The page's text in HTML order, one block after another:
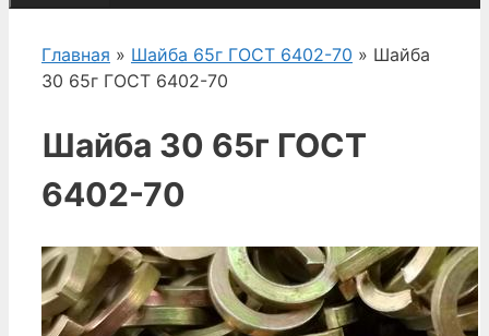
Главная » Шайба 65г ГОСТ 6402-70 » Шайба
30 65г ГОСТ 6402-70
Шайба 30 65г ГОСТ
6402-70